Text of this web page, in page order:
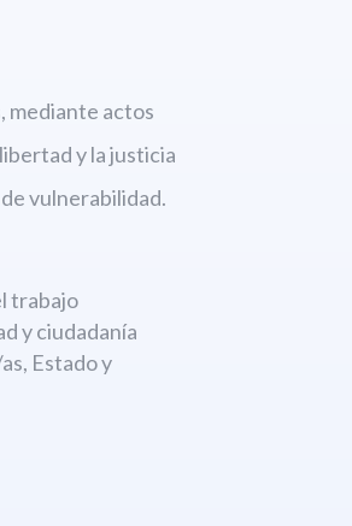
mediante actos
y la justicia
vulnerabilidad.
trabajo
y ciudadanía
Estado y